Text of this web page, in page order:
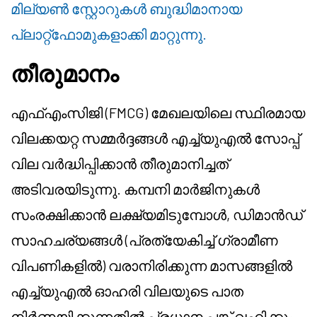
മില്യൺ സ്റ്റോറുകൾ ബുദ്ധിമാനായ
പ്ലാറ്റ്‌ഫോമുകളാക്കി മാറ്റുന്നു.
തീരുമാനം
എഫ്‌എം‌സിജി (FMCG) മേഖലയിലെ സ്ഥിരമായ
വിലക്കയറ്റ സമ്മർദ്ദങ്ങൾ എച്ച്യു‌എൽ സോപ്പ്
വില വർദ്ധിപ്പിക്കാൻ തീരുമാനിച്ചത്
അടിവരയിടുന്നു. കമ്പനി മാർജിനുകൾ
സംരക്ഷിക്കാൻ ലക്ഷ്യമിടുമ്പോൾ, ഡിമാൻഡ്
സാഹചര്യങ്ങൾ (പ്രത്യേകിച്ച് ഗ്രാമീണ
വിപണികളിൽ) വരാനിരിക്കുന്ന മാസങ്ങളിൽ
എച്ച്യു‌എൽ ഓഹരി വിലയുടെ പാത